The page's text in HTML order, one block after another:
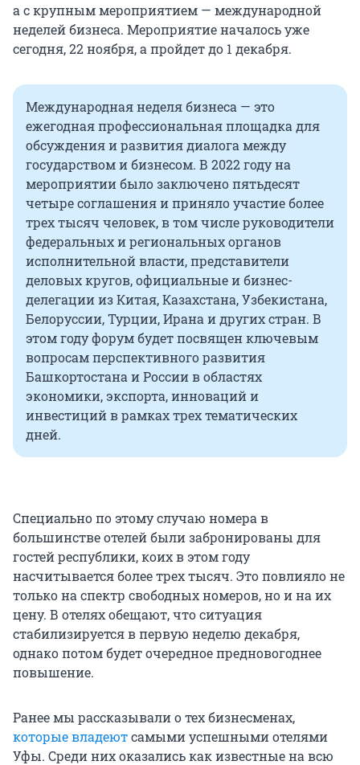
а с крупным мероприятием — международной
неделей бизнеса. Мероприятие началось уже
сегодня, 22 ноября, а пройдет до 1 декабря.
Международная неделя бизнеса — это
ежегодная профессиональная площадка для
обсуждения и развития диалога между
государством и бизнесом. В 2022 году на
мероприятии было заключено пятьдесят
четыре соглашения и приняло участие более
трех тысяч человек, в том числе руководители
федеральных и региональных органов
исполнительной власти, представители
деловых кругов, официальные и бизнес-
делегации из Китая, Казахстана, Узбекистана,
Белоруссии, Турции, Ирана и других стран. В
этом году форум будет посвящен ключевым
вопросам перспективного развития
Башкортостана и России в областях
экономики, экспорта, инноваций и
инвестиций в рамках трех тематических
дней.
Специально по этому случаю номера в
большинстве отелей были забронированы для
гостей республики, коих в этом году
насчитывается более трех тысяч. Это повлияло не
только на спектр свободных номеров, но и на их
цену. В отелях обещают, что ситуация
стабилизируется в первую неделю декабря,
однако потом будет очередное предновогоднее
повышение.
Ранее мы рассказывали о тех бизнесменах,
которые владеютсамыми успешными отелями
Уфы. Среди них оказались как известные на всю